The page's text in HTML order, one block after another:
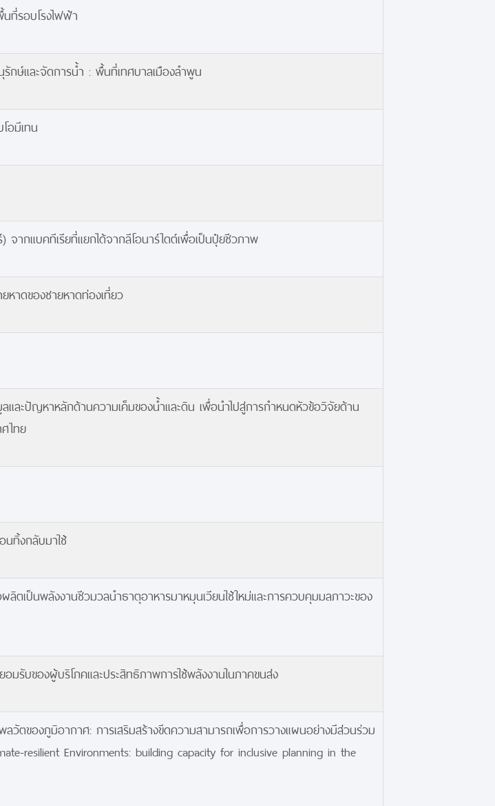
ที่รอบโรงไฟฟ้า
กษ์และจัดการน้ำ : พื้นที่เทศบาลเมืองลำพูน
อมีเทน
ากแบคทีเรียที่แยกได้จากลีโอนาร์ไดต์เพื่อเป็นปุ๋ยชีวภาพ
าดของชายหาดท่องเที่ยว
และปัญหาหลักด้านความเค็มของน้ำและดิน เพื่อนำไปสู่การกำหนดหัวข้อวิจัยด้าน
ไทย
ทิ้งกลับมาใช้
ตเป็นพลังงานชีวมวลนำธาตุอาหารมาหมุนเวียนใช้ใหม่และการควบคุมมลภาวะของ
มรับของผู้บริโภคและประสิทธิภาพการใช้พลังงานในภาคขนส่ง
วัตของภูมิอากาศ: การเสริมสร้างขีดความสามารถเพื่อการวางแผนอย่างมีส่วนร่วม
resilient Environments: building capacity for inclusive planning in the